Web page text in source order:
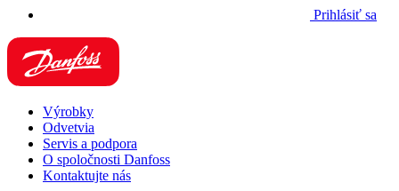
Prihlásiť sa
Výrobky
Odvetvia
Servis a podpora
O spoločnosti Danfoss
Kontaktujte nás